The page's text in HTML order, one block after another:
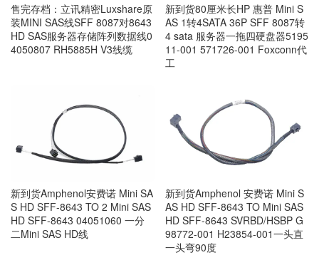
售完存档：立讯精密Luxshare原
装MINI SAS线SFF 8087对8643
HD SAS服务器存储阵列数据线0
4050807 RH5885H V3线缆
新到货80厘米长HP 惠普 Mini S
AS 1转4SATA 36P SFF 8087转
4 sata 服务器一拖四硬盘器5195
11-001 571726-001 Foxconn代
工
新到货Amphenol安费诺 Mini SA
S HD SFF-8643 TO 2 Mini SAS
HD SFF-8643 04051060 一分
二Mini SAS HD线
新到货Amphenol 安费诺 Mini S
AS HD SFF-8643 TO Mini SAS
HD SFF-8643 SVRBD/HSBP G
98772-001 H23854-001一头直
一头弯90度